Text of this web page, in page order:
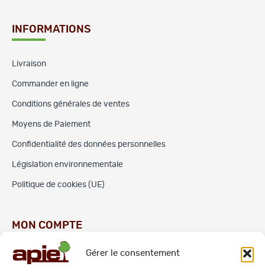
Gérer le consentement
INFORMATIONS
Livraison
Commander en ligne
Conditions générales de ventes
Moyens de Paiement
Confidentialité des données personnelles
Législation environnementale
Politique de cookies (UE)
MON COMPTE
Commandes